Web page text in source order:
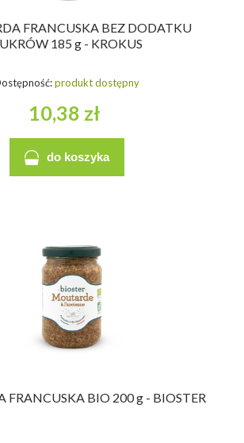
FRANCUSKA BEZ DODATKU
185 g - KROKUS
produkt dostępny
10,38 zł
do koszyka
FRANCUSKA BIO 200 g - BIOSTER